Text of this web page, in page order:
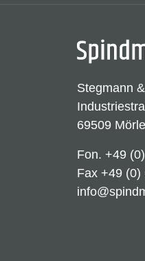
Stegmann
69509
Fon. +49
Fax +49 (0)